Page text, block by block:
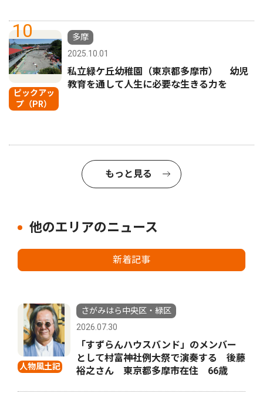
10
ピックアッ
プ（PR）
多摩
2025.10.01
私立緑ケ丘幼稚園（東京都多摩市） 幼児
教育を通して人生に必要な生きる力を
もっと見る
他のエリアのニュース
新着記事
人物風土記
さがみはら中央区・緑区
2026.07.30
「すずらんハウスバンド」のメンバー
として村富神社例大祭で演奏する 後藤
裕之さん 東京都多摩市在住 66歳